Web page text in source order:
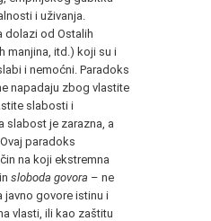
i uživanja.
dolazi od Ostalih
manjina, itd.) koji su i
i nemoćni. Paradoks
napadaju zbog vlastite
slabosti i
slabost je zarazna, a
paradoks
na koji ekstremna
sloboda govora – ne
javno govore istinu i
vlasti, ili kao zaštitu